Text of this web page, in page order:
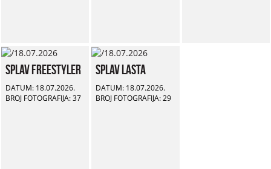
Splav Freestyler
DATUM: 18.07.2026.
BROJ FOTOGRAFIJA: 37
Splav Lasta
DATUM: 18.07.2026.
BROJ FOTOGRAFIJA: 29